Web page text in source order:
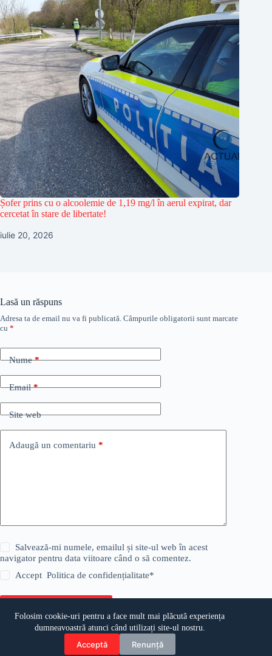
Folosim cookie-uri pentru a face mult mai plăcută experiența
dumneavoastră atunci când utilizați site-ul nostru.
Acceptă Renunță
Șofer prins cu o alcoolemie de 1,19 mg/l în aerul expirat, dar
cercetat în stare de libertate!
iulie 20, 2026
Lasă un răspuns
Adresa ta de email nu va fi publicată. Câmpurile obligatorii sunt marcate
cu *
Nume*
Email*
Site web
Adaugă un comentariu *
Salvează-mi numele, emailul și site-ul web în acest
navigator pentru data viitoare când o să comentez.
AcceptPolitica de confidențialitate*